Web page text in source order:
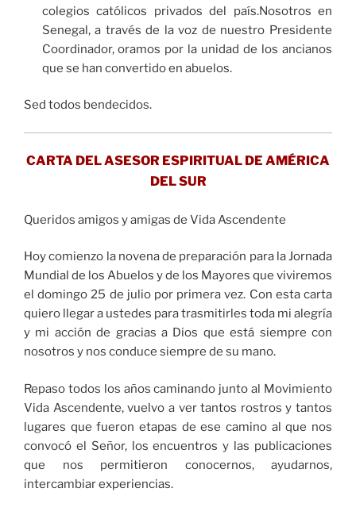
colegios católicos privados del país.Nosotros en
Senegal, a través de la voz de nuestro Presidente
Coordinador, oramos por la unidad de los ancianos
que se han convertido en abuelos.
Sed todos bendecidos.
CARTA DEL ASESOR ESPIRITUAL DE AMÉRICA
DEL SUR
Queridos amigos y amigas de Vida Ascendente
Hoy comienzo la novena de preparación para la Jornada
Mundial de los Abuelos y de los Mayores que viviremos
el domingo 25 de julio por primera vez. Con esta carta
quiero llegar a ustedes para trasmitirles toda mi alegría
y mi acción de gracias a Dios que está siempre con
nosotros y nos conduce siempre de su mano.
Repaso todos los años caminando junto al Movimiento
Vida Ascendente, vuelvo a ver tantos rostros y tantos
lugares que fueron etapas de ese camino al que nos
convocó el Señor, los encuentros y las publicaciones
que nos permitieron conocernos, ayudarnos,
intercambiar experiencias.